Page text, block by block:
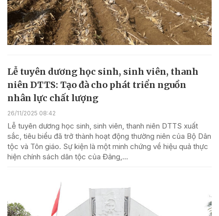
Lễ tuyên dương học sinh, sinh viên, thanh
niên DTTS: Tạo đà cho phát triển nguồn
nhân lực chất lượng
26/11/2025 08:42
Lễ tuyên dương học sinh, sinh viên, thanh niên DTTS xuất
sắc, tiêu biểu đã trở thành hoạt động thường niên của Bộ Dân
tộc và Tôn giáo. Sự kiện là một minh chứng về hiệu quả thực
hiện chính sách dân tộc của Đảng,...